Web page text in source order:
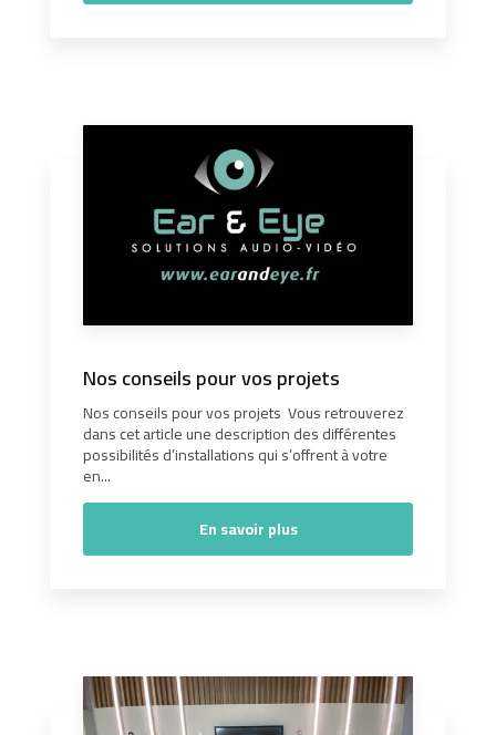
Nos conseils pour vos projets
Nos conseils pour vos projets Vous retrouverez
dans cet article une description des différentes
possibilités d’installations qui s’offrent à votre
en...
En savoir plus